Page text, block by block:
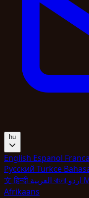
hu
English Espanol
Pyccкий Turkce
文हिन्दी বাংলা
Afrikaans